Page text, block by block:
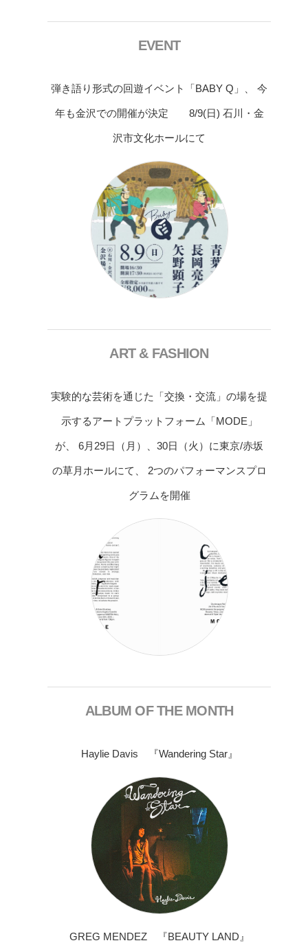
EVENT
弾き語り形式の回遊イベント「BABY Q」、 今
年も金沢での開催が決定 8/9(日) 石川・金
沢市文化ホールにて
ART & FASHION
実験的な芸術を通じた「交換・交流」の場を提
示するアートプラットフォーム「MODE」
が、 6月29日（月）、30日（火）に東京/赤坂
の草月ホールにて、 2つのパフォーマンスプロ
グラムを開催
ALBUM OF THE MONTH
Haylie Davis 『Wandering Star』
GREG MENDEZ 『BEAUTY LAND』